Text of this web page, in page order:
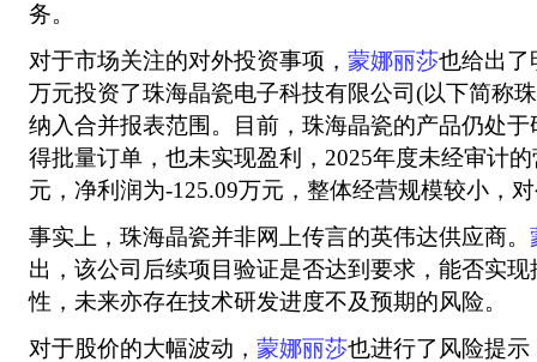
务。
对于市场关注的对外投资事项， 蒙娜丽莎也给出了
万元投资了珠海晶瓷电子科技有限公司(以下简称
纳入合并报表范围。目前，珠海晶瓷的产品仍处
得批量订单，也未实现盈利，2025年度未经审计
元，净利润为-125.09万元，整体经营规模较小，
事实上，珠海晶瓷并非网上传言的英伟达供应商。
出，该公司后续项目验证是否达到要求，能否实
性，未来亦存在技术研发进度不及预期的风险。
对于股价的大幅波动， 蒙娜丽莎也进行了风险提